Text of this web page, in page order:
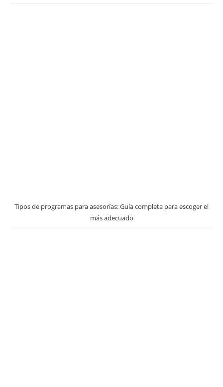
Tipos de programas para asesorías: Guía completa para escoger el
más adecuado